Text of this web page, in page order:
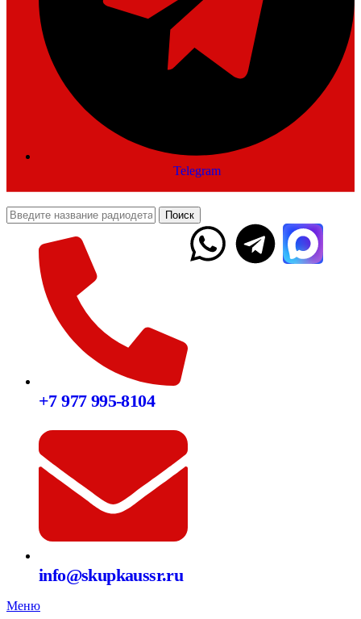
Telegram
Поиск
+7 977 995-8104
info@skupkaussr.ru
Меню